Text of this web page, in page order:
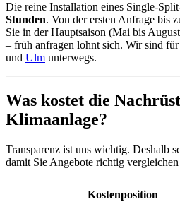
Die reine Installation eines Single-
Stunden. Von der ersten Anfrage bis
Sie in der Hauptsaison (Mai bis
– früh anfragen lohnt sich. Wir sind
und Ulm unterwegs.
Was kostet die
Klimaanlage?
Transparenz ist uns wichtig. Deshalb
damit Sie Angebote richtig
Kostenposition